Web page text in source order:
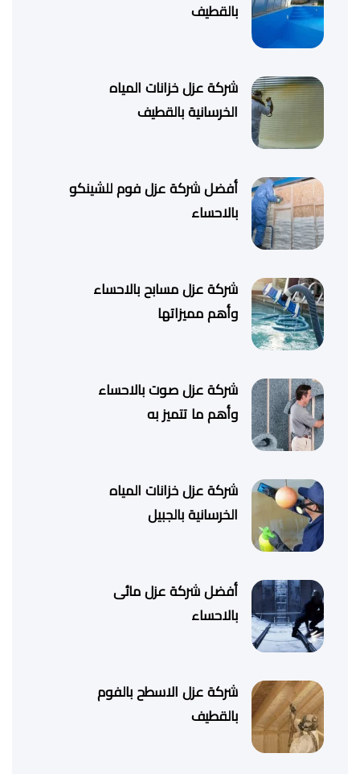
بالقطيف
شركة عزل خزانات المياه
الخرسانية بالقطيف
أفضل شركة عزل فوم للشينكو
بالاحساء
شركة عزل مسابح بالاحساء
وأهم مميزاتها
شركة عزل صوت بالاحساء
وأهم ما تتميز به
شركة عزل خزانات المياه
الخرسانية بالجبيل
أفضل شركة عزل مائى
بالاحساء
شركة عزل الاسطح بالفوم
بالقطيف